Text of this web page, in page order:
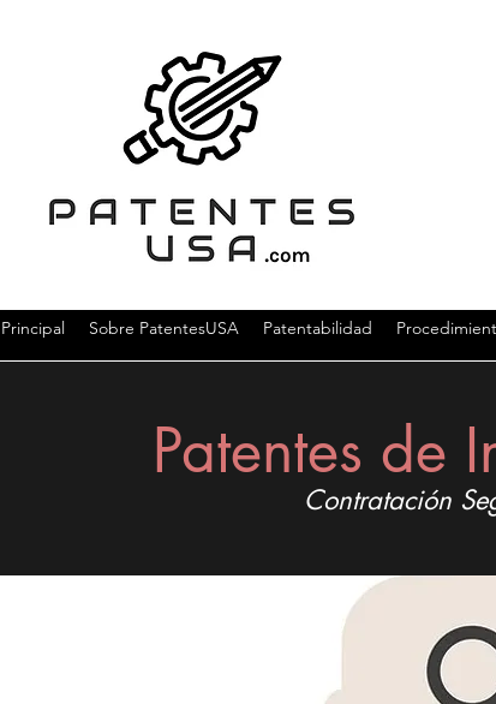
Principal Sobre PatentesUSA Patentabilidad
Patentes de
Contratación